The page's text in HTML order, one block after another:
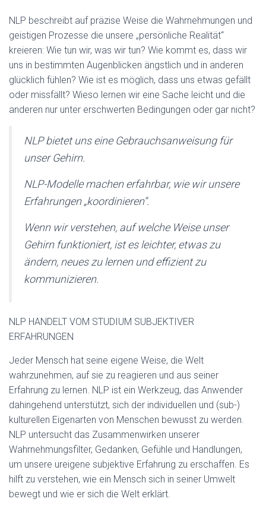
NLP beschreibt auf präzise Weise die Wahrnehmungen und
geistigen Prozesse die unsere „persönliche Realität“
kreieren: Wie tun wir, was wir tun? Wie kommt es, dass wir
uns in bestimmten Augenblicken ängstlich und in anderen
glücklich fühlen? Wie ist es möglich, dass uns etwas gefällt
oder missfällt? Wieso lernen wir eine Sache leicht und die
anderen nur unter erschwerten Bedingungen oder gar nicht?
NLP bietet uns eine Gebrauchsanweisung für
unser Gehirn.
NLP-Modelle machen erfahrbar, wie wir unsere
Erfahrungen „koordinieren“.
Wenn wir verstehen, auf welche Weise unser
Gehirn funktioniert, ist es leichter, etwas zu
ändern, neues zu lernen und effizient zu
kommunizieren.
NLP HANDELT VOM STUDIUM SUBJEKTIVER
ERFAHRUNGEN
Jeder Mensch hat seine eigene Weise, die Welt
wahrzunehmen, auf sie zu reagieren und aus seiner
Erfahrung zu lernen. NLP ist ein Werkzeug, das Anwender
dahingehend unterstützt, sich der individuellen und (sub-)
kulturellen Eigenarten von Menschen bewusst zu werden.
NLP untersucht das Zusammenwirken unserer
Wahrnehmungsfilter, Gedanken, Gefühle und Handlungen,
um unsere ureigene subjektive Erfahrung zu erschaffen. Es
hilft zu verstehen, wie ein Mensch sich in seiner Umwelt
bewegt und wie er sich die Welt erklärt.